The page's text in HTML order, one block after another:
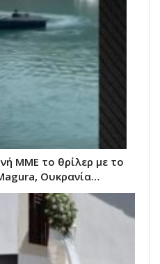
ΜΜΕ το θρίλερ με το
Ουκρανία…